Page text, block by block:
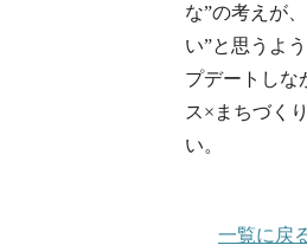
な”の考えが
い”と思うよ
プデートしな
ス×まちづく
い。
一覧に戻